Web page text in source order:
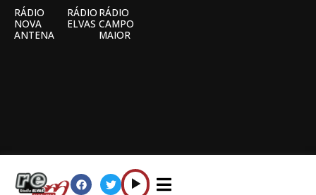
RÁDIO
NOVA
ANTENA
RÁDIO
ELVAS
RÁDIO
CAMPO
MAIOR